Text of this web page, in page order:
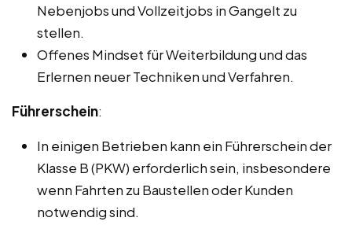
Nebenjobs und Vollzeitjobs in Gangelt zu
stellen.
Offenes Mindset für Weiterbildung und das
Erlernen neuer Techniken und Verfahren.
Führerschein:
In einigen Betrieben kann ein Führerschein der
Klasse B (PKW) erforderlich sein, insbesondere
wenn Fahrten zu Baustellen oder Kunden
notwendig sind.